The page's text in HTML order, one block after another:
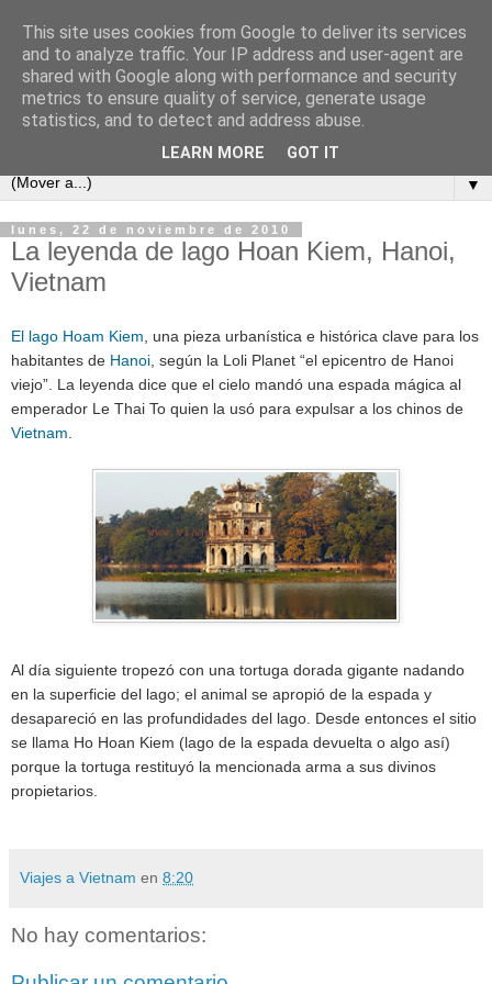
▼
lunes, 22 de noviembre de 2010
La leyenda de lago Hoan Kiem, Hanoi,
Vietnam
El lago Hoam Kiem , una pieza urbanística e histórica clave para los
habitantes de Hanoi , según la Loli Planet “el epicentro de Hanoi
viejo”. La leyenda dice que el cielo mandó una espada mágica al
emperador Le Thai To quien la usó para expulsar a los chinos de
Vietnam
Al día siguiente tropezó con una tortuga dorada gigante nadando
en la superficie del lago; el animal se apropió de la espada y
desapareció en las profundidades del lago. Desde entonces el sitio
se llama Ho Hoan Kiem (lago de la espada devuelta o algo así)
porque la tortuga restituyó la mencionada arma a sus divinos
propietarios.
Viajes a Vietnam en 8:20
No hay comentarios:
This site uses cookies from Google to deliver its services
and to analyze traffic. Your IP address and user-agent are
shared with Google along with performance and security
metrics to ensure quality of service, generate usage
statistics, and to detect and address abuse.
LEARN MORE GOT IT